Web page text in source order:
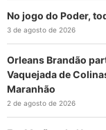
No jogo do Poder,
3 de agosto de 2026
Orleans Brandão
Vaquejada de
Maranhão
2 de agosto de 2026